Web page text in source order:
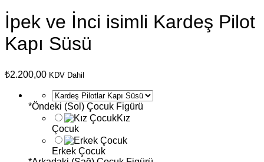
İpek ve İnci isimli Kardeş Pilot
Kapı Süsü
₺2.200,00 KDV Dahil
*Öndeki (Sol) Çocuk Figürü
Kız
Çocuk
Erkek Çocuk